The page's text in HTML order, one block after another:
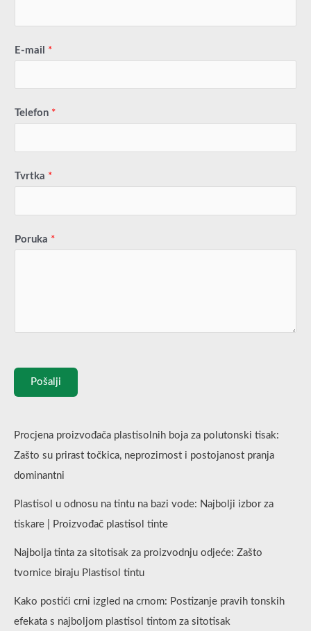
E-mail *
Telefon *
Tvrtka *
Poruka *
Pošalji
Procjena proizvođača plastisolnih boja za polutonski tisak:
Zašto su prirast točkica, neprozirnost i postojanost pranja
dominantni
Plastisol u odnosu na tintu na bazi vode: Najbolji izbor za
tiskare | Proizvođač plastisol tinte
Najbolja tinta za sitotisak za proizvodnju odjeće: Zašto
tvornice biraju Plastisol tintu
Kako postići crni izgled na crnom: Postizanje pravih tonskih
efekata s najboljom plastisol tintom za sitotisak